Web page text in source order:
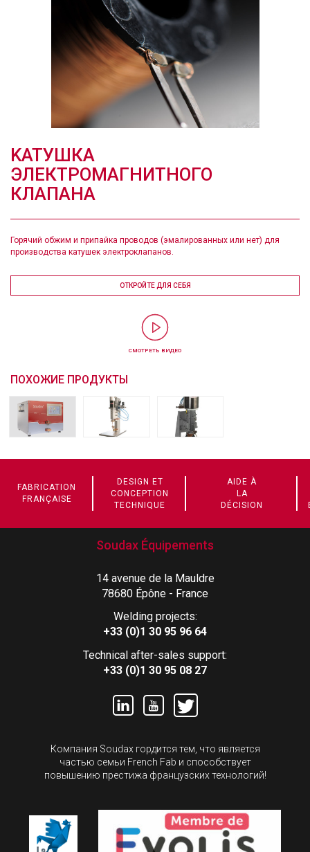
KАТУШКА
ЭЛЕКТРОМАГНИТНОГО
КЛАПАНА
Горячий обжим и припайка проводов (эмалированных или нет) для
производства катушек электроклапанов.
ОТКРОЙТЕ ДЛЯ СЕБЯ
СМОТРЕТЬ ВИДЕО
ПОХОЖИЕ ПРОДУКТЫ
FABRICATION
FRANÇAISE
DESIGN ET
CONCEPTION
TECHNIQUE
AIDE À
LA
DÉCISION
Soudax Équipements
14 avenue de la Mauldre
78680 Épône - France
Welding projects:
+33 (0)1 30 95 96 64
Technical after-sales support:
+33 (0)1 30 95 08 27
Компания Soudax гордится тем, что является
частью семьи French Fab и способствует
повышению престижа французских технологий!